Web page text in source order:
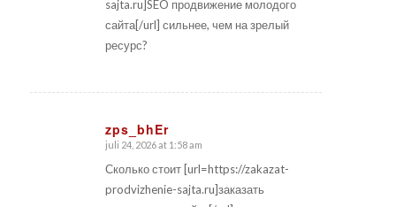
sajta.ru]SEO продвижение молодого
сайта[/url] сильнее, чем на зрелый
ресурс?
zps_bhEr
says:
juli 24, 2026 at 1:58 am
Сколько стоит [url=https://zakazat-
prodvizhenie-sajta.ru]заказать